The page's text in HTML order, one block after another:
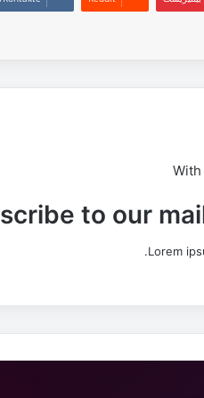
to our
Lorem